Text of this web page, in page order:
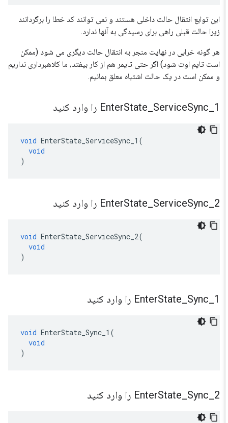
این توابع انتقال حالت داخلی هستند و نمی توانند کد خطا را برگردانند
زیرا حالت قبلی راهی برای رسیدگی به آنها ندارد.
هر گونه خرابی در نهایت منجر به انتقال حالت دیگری می شود (ممکن
است تایم اوت شود) اگر حتی تایمر هم از کار بیفتد، ما کلاهبرداری نداریم
و ممکن است در یک حالت اشتباه معلق بمانیم.
EnterState _ServiceSync _
void EnterState_ServiceSync_1
void
EnterState _ServiceSync _2 را وارد کنید
void EnterState_ServiceSync_2
void
EnterState _Sync _
void EnterState_Sync_1
void
EnterState _Sync _2 را وارد کنید